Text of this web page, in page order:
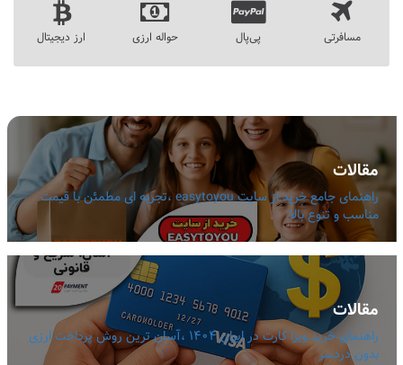
مسافرتی پی‌پال حواله ارزی ارز دیجیتال
مقالات
راهنمای جامع خرید از سایت easytoyou ،تجربه ای مطمئن با قیمت
مناسب و تنوع بالا
مقالات
راهنمای خرید ویزا کارت در ایران 1404 ،آسان ترین روش پرداخت ارزی
بدون دردسر